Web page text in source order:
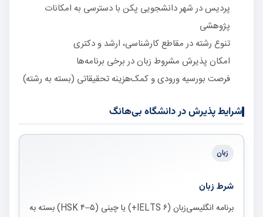
پردیس در شهر دانشجویی پکن با دسترسی به امکانات
پژوهشی
تنوع رشته در مقاطع کارشناسی، ارشد و دکتری
امکان پذیرش مشروط زبان در برخی برنامه‌ها
فرصت بورسیه ورودی و کمک‌هزینه تحقیقاتی (بسته به رشته)
شرایط پذیرش در دانشگاه بی‌هانگ
زبان
شرط زبان
برنامه انگلیسی‌زبان (IELTS ۶+) یا چینی (HSK ۴–۵) بسته به